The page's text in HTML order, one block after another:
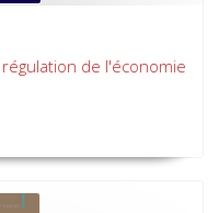
de l'économie